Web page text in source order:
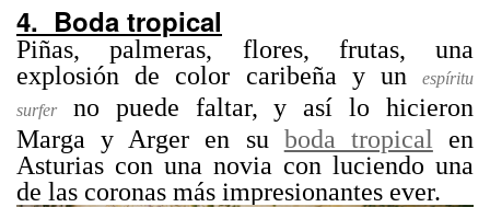
4. Boda tropical
Piñas, palmeras, flores, frutas, una
explosión de color caribeña y un
espíritu
surferno puede faltar, y así lo hicieron
Marga y Arger en su boda tropical en
Asturias con una novia con luciendo una
de las coronas más impresionantes ever.